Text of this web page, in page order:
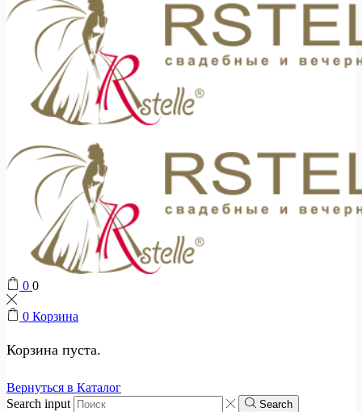
0 0
0 Корзина
Корзина пуста.
Вернуться в Каталог
Search input
Search